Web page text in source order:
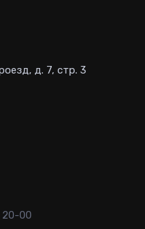
д. 7, стр. 3
20-00